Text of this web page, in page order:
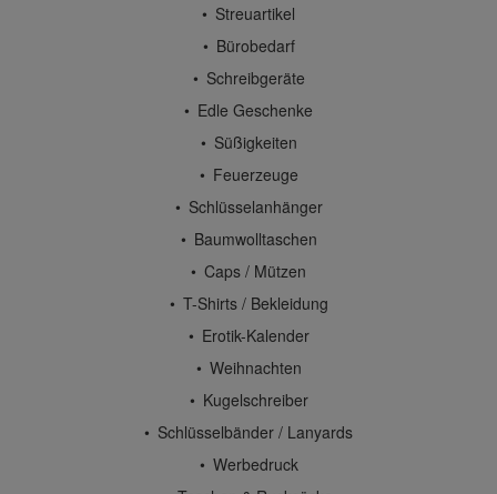
Streuartikel
Bürobedarf
Schreibgeräte
Edle Geschenke
Süßigkeiten
Feuerzeuge
Schlüsselanhänger
Baumwolltaschen
Caps / Mützen
T-Shirts / Bekleidung
Erotik-Kalender
Weihnachten
Kugelschreiber
Schlüsselbänder / Lanyards
Werbedruck